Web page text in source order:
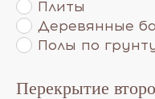
Плиты
Деревянные
Полы по
Перекрытие